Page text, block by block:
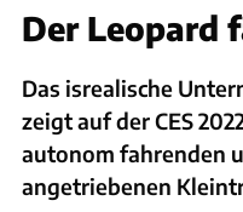
Der Leopard
Das isrealische
zeigt auf der CES
autonom fahrenden
angetriebenen